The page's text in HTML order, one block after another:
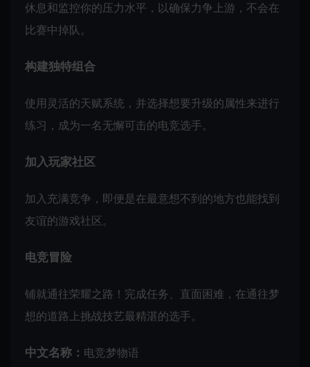
休息和监控你的压力水平，以确保力争上游，不会在
比赛中掉队。
构建独特组合
使用灵活的天赋系统，并选择想要升级的属性来进行
练习，成为一名无懈可击的电竞选手。
加入玩家社区
加入充满竞争，即便是在最意想不到的地方也能找到
友谊的游戏社区。
电竞冒险
铺就通往荣耀之路！完成任务、直面困难，在通往梦
想的道路上挑战技艺最精湛的选手。
中文名称： 电竞梦物语